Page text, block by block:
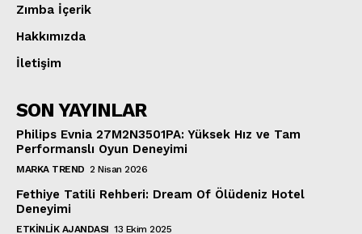
Zımba İçerik
Hakkımızda
İletişim
SON YAYINLAR
Philips Evnia 27M2N3501PA: Yüksek Hız ve Tam
Performanslı Oyun Deneyimi
MARKA TREND 2 Nisan 2026
Fethiye Tatili Rehberi: Dream Of Ölüdeniz Hotel
Deneyimi
ETKINLIK AJANDASI 13 Ekim 2025